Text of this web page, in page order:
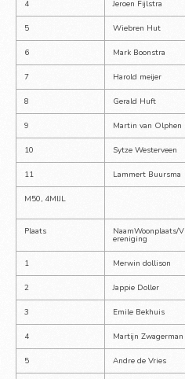
4 Jeroen Fijlstra
5 Wiebren Hut
6 Mark Boonstra
7 Harold meijer
8 Gerald Huft
9 Martin van Olphen
10 Sytze Westerveen
11 Lammert Buursma
M50, 4MIJL
Plaats NaamWoonplaats/V
ereniging
1 Merwin dollison
2 Jappie Doller
3 Emile Bekhuis
4 Martijn Zwagerman
5 Andre de Vries